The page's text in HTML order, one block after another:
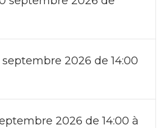
2026 de 14:00
2026 de 14:00 à